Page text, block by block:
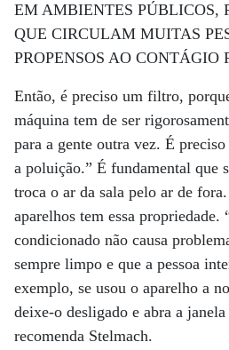
EM AMBIENTES PÚBLICOS,
QUE CIRCULAM MUITAS
PROPENSOS AO CONTÁGIO
Então, é preciso um filtro,
máquina tem de ser
para a gente outra vez. É
a poluição.” É fundamental que
troca o ar da sala pelo ar de
aparelhos tem essa propriedade.
condicionado não causa
sempre limpo e que a pessoa
exemplo, se usou o aparelho a
deixe-o desligado e abra a
recomenda Stelmach.